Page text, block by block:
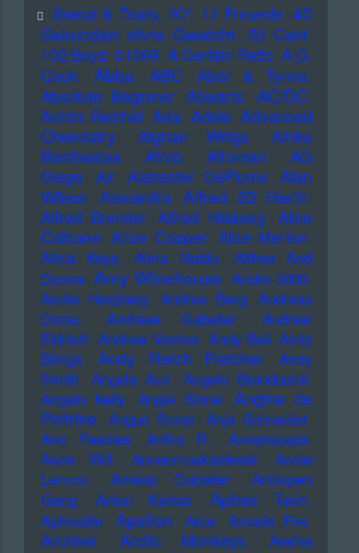
Sweat & Tears !K7 11 Freunde 40
Sekunden ohne Gewicht 50 Cent
102 Boyz 01099 A Certain Ratio A.G.
Cook
Abba ABC
Abor & Tynna
Absolute Beginner Abwärts AC/DC
Achim Reichel Ada Adele Advanced
Chemistry
Afghan Whigs
Afrika
Bambaataa
Afrob Afroman
AG
Geige
Air Alabaster DePlume
Alan
Wilson Alexandra Alfred 23 Harth
Alfred Brendel Alfred Hilsberg
Alice
Coltrane Alice Cooper Alice Merton
Alicia Keys Alma Naidu
Althea And
Donna Amy Winehouse Andre 3000
Andre Herzberg
Andrea Berg
Andreas
Dorau
Andreas Gabalier
Andrew
Eldritch Andrew Vachss Andy Bell Andy
Brings
Andy Fletch Fletcher
Andy
Smith
Angela Aux
Angelo Branduardi
Angelo Kelly
Angie Stone
Angine de
Poitrine Angus Stone Anja Schneider
Ann Peebles
AnNa R.
Annahstasia
Anne Will
Annenmaykantereit
Annie
Lennox
Anreas Gabalier
Antilopen
Gang
Anton Karras Aphex Twin
Aphrodite Apsilon Arca Arcade Fire
Archive Arctic Monkeys
Aretha